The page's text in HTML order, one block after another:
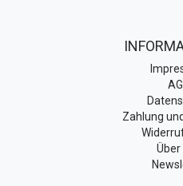
Zahlung
Über